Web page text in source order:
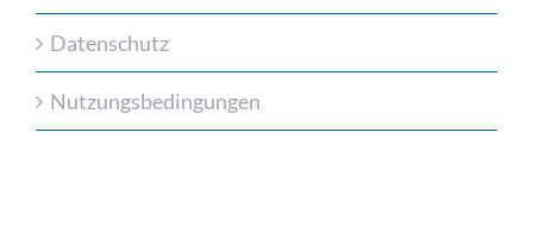
Datenschutz
Nutzungsbedingungen